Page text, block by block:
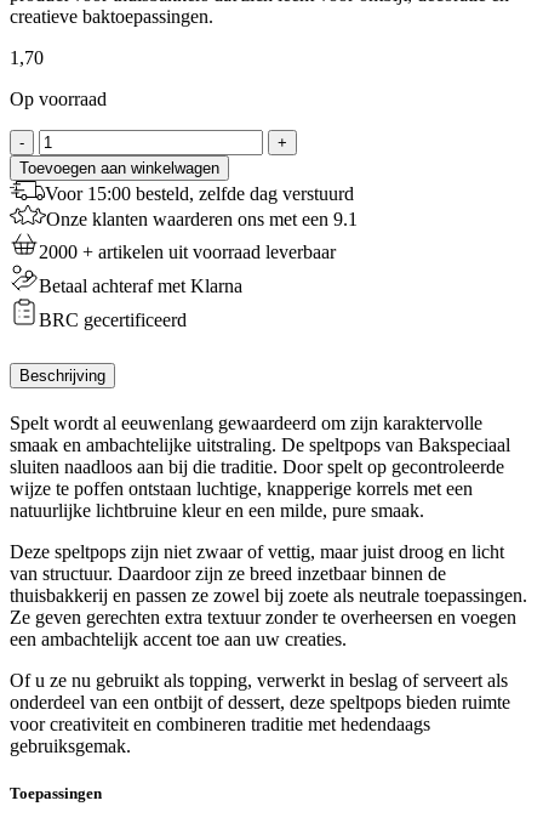
creatieve baktoepassingen.
1,70
Op voorraad
-
Speltpops
-
250
g
aantal
+
Toevoegen aan winkelwagen
Voor 15:00 besteld, zelfde dag verstuurd
Onze klanten waarderen ons met een 9.1
2000 + artikelen uit voorraad leverbaar
Betaal achteraf met Klarna
BRC gecertificeerd
Beschrijving
Spelt wordt al eeuwenlang gewaardeerd om zijn karaktervolle
smaak en ambachtelijke uitstraling. De speltpops van Bakspeciaal
sluiten naadloos aan bij die traditie. Door spelt op gecontroleerde
wijze te poffen ontstaan luchtige, knapperige korrels met een
natuurlijke lichtbruine kleur en een milde, pure smaak.
Deze speltpops zijn niet zwaar of vettig, maar juist droog en licht
van structuur. Daardoor zijn ze breed inzetbaar binnen de
thuisbakkerij en passen ze zowel bij zoete als neutrale toepassingen.
Ze geven gerechten extra textuur zonder te overheersen en voegen
een ambachtelijk accent toe aan uw creaties.
Of u ze nu gebruikt als topping, verwerkt in beslag of serveert als
onderdeel van een ontbijt of dessert, deze speltpops bieden ruimte
voor creativiteit en combineren traditie met hedendaags
gebruiksgemak.
Toepassingen